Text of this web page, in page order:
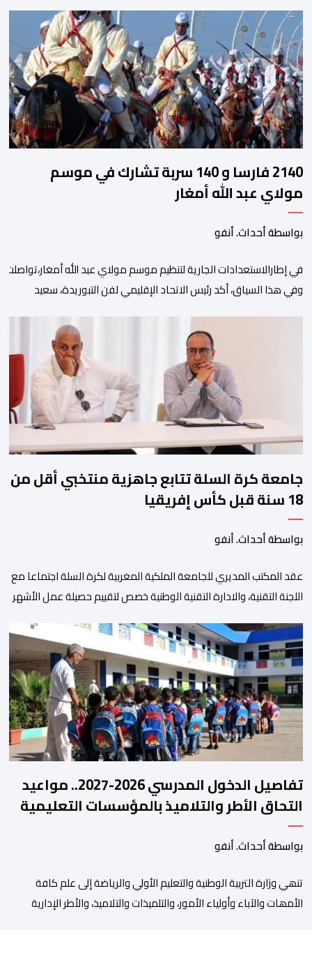
2140 فارسا و 140 سربة تشارك في موسم
مولاي عبد الله أمغار
بواسطة أحداث. أنفو
في إطارالاستعدادات الجارية لتنظيم موسم مولاي عبد الله
وفي هذا السياق، أكد رئيس الاتحاد الإقليمي لفن التبوريدة، سعيد
ولم تخل هذه الدورة من مؤشرات إيجابية على مستوى تنوعالمشاركة،
وتبرز هذه الأرقام الحجم الكبير الذي باتت تعرفه تظاهرةالتبوريدة
ومن المرتقب أن تعرف فعاليات الموسم إقبالا جماهيريا
واسعا،في ظل الشغف الكبير الذي يحظى به فن التبوريدة، باعتبارهأحد
جامعة كرة السلة تتابع جاهزية منتخبي أقل من
18 سنة قبل كأس إفريقيا
بواسطة أحداث. أنفو
عقد المكتب المديري للجامعة الملكية المغربية لكرة السلة اجتماعا مع
اللجنة التقنية، والادارة التقنية الوطنية خصص لتقييم حصيلة عمل الأشهر
المنتخبات الوطنية خلال الفترة الأخيرة. وشهد الاجتماع تقديم عرض
مفصل حول مشاركة المنتخبين الوطنيين لأقل من 18 سنة، إناثا وذكورا،
من طرف اللجنة التقنية التي واكبت كل […]
تفاصيل الدخول المدرسي 2026-2027.. مواعيد
التحاق الأطر والتلاميذ بالمؤسسات التعليمية
بواسطة أحداث. أنفو
تنھي وزارة التربیة الوطنیة والتعلیم الأولي والریاضة إلى علم كافة
الأمھات والآباء وأولیاء الأمور، والتلمیذات والتلامیذ، والأطر الإداریة